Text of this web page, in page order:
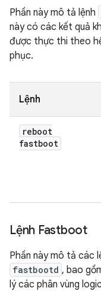
Phần này mô tả lệnh
này có các kết quả
được thực thi theo
phục.
Lệnh
reboot
fastboot
Lệnh Fastboot
Phần này mô tả các
fastbootd , bao
lý các phân vùng